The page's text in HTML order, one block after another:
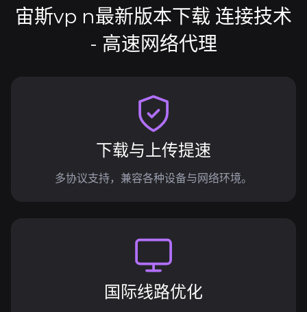
宙斯vp n最新版本下载 连接技术
- 高速网络代理
下载与上传提速
多协议支持，兼容各种设备与网络环境。
国际线路优化